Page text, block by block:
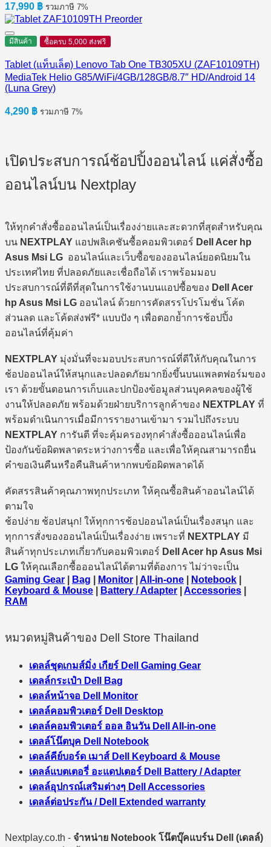
17,990 ฿ รวมภาษี 7%
มีสินค้า ซื้อครบ 5,000 ส่งฟรี
Tablet (แท็บเล็ต) Lenovo Tab One TB305XU (ZAF10109TH)
MediaTek Helio G85/WiFi/4GB/128GB/8.7″ HD/Android 14
(Luna Grey)
4,290 ฿ รวมภาษี 7%
เปิดประสบการณ์ช้อปปิ้งออนไลน์ แค่สั่งซื้อ
ออนไลน์บน Nextplay
ให้ทุกคำสั่งซื้อออนไลน์เป็นเรื่องง่ายและสะดวกที่สุดสำหรับคุณ
บน NEXTPLAY แอปพลิเคชันซื้อคอมพิวเตอร์ Dell Acer hp
Asus Msi LG ออนไลน์และเว็บซื้อของออนไลน์ยอดนิยมใน
ประเทศไทย ที่ปลอดภัยและเชื่อถือได้ เราพร้อมมอบ
ประสบการณ์ที่ดีที่สุดในการใช้งานบนแอปซื้อของ Dell Acer
hp Asus Msi LG ออนไลน์ ด้วยการคัดสรรโปรโมชั่น โค้ด
ส่วนลด และโค้ดส่งฟรี* แบบปัง ๆ เพื่อตอกย้ำการช้อปปิ้ง
ออนไลน์ที่คุ้มค่า
NEXTPLAY มุ่งมั่นที่จะมอบประสบการณ์ที่ดีให้กับคุณในการ
ช้อปออนไลน์ให้สนุกและปลอดภัยมากยิ่งขึ้นบนแพลตฟอร์มของ
เรา ด้วยขั้นตอนการเก็บและปกป้องข้อมูลส่วนบุคคลของผู้ใช้
งานให้ปลอดภัย พร้อมด้วยฝ่ายบริการลูกค้าของ NEXTPLAY ที่
พร้อมดำเนินการเมื่อมีการรายงานเข้ามา รวมไปถึงระบบ
NEXTPLAY การันตี ที่จะคุ้มครองทุกคำสั่งซื้อออนไลน์เพื่อ
ป้องกันข้อผิดพลาดระหว่างการซื้อ และเพื่อให้คุณสามารถยื่น
คำขอเงินคืนหรือคืนสินค้าหากพบข้อผิดพลาดได้
คัดสรรสินค้าคุณภาพทุกประเภท ให้คุณซื้อสินค้าออนไลน์ได้
ตามใจ
ช้อปง่าย ช้อปสนุก! ให้ทุกการช้อปออนไลน์เป็นเรื่องสนุก และ
ทุกการสั่งของออนไลน์เป็นเรื่องง่าย เพราะที่ NEXTPLAY มี
สินค้าทุกประเภทเกี่ยวกับคอมพิวเตอร์ Dell Acer hp Asus Msi
LG ให้คุณเลือกซื้อออนไลน์ได้ตามที่ต้องการ ไม่ว่าจะเป็น
Gaming Gear
Bag Monitor All-in-one Notebook
Keyboard & Mouse
Battery / Adapter Accessories
RAM
หมวดหมู่สินค้าของ Dell Store Thailand
เดลล์ชุดเกมส์มิ่ง เกียร์ Dell Gaming Gear
เดลล์กระเป๋า Dell Bag
เดลล์หน้าจอ Dell Monitor
เดลล์คอมพิวเตอร์ Dell Desktop
เดลล์คอมพิวเตอร์ ออล อินวัน Dell All-in-one
เดลล์โน๊ตบุค Dell Notebook
เดลล์คีย์บอร์ด เมาส์ Dell Keyboard & Mouse
เดลล์แบตเตอรี่ อะแดปเตอร์ Dell Battery / Adapter
เดลล์อุปกรณ์เสริมต่างๆ Dell Accessories
เดลล์ต่อประกัน / Dell Extended warranty
Nextplay.co.th - จำหน่าย Notebook โน๊ตบุ๊คแบร์น Dell (เดลล์)